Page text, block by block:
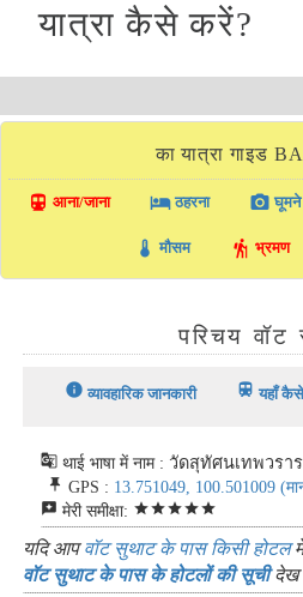
यात्रा कैसे करें?
का यात्रा गाइड
directions_transit आना/जाना local_hotelठहरना photo_camera घूमने
thermostat मौसम hiking भ्रमण
परिचय वॉट
info व्यावहारिक जानकारी train यहाँ
g_translate थाई भाषा में नाम : วัดสุทัศนเทพวรา
push_pin GPS : 13.751049, 100.501009
reviews मेरी समीक्षा: starstarstarstarstar
यदि आपवॉट सुथाट के पास किसी होटलमें
वॉट सुथाट के पास के होटलों की सूचीदेख